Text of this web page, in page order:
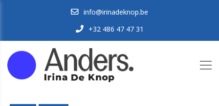
info@irinadeknop.be
+32 486 47 47 31